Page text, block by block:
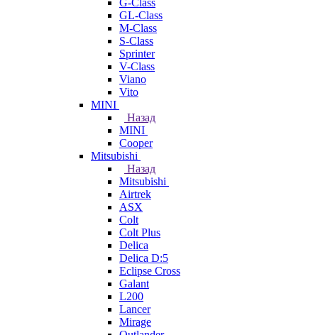
G-Class
GL-Class
M-Class
S-Class
Sprinter
V-Class
Viano
Vito
MINI
Назад
MINI
Cooper
Mitsubishi
Назад
Mitsubishi
Airtrek
ASX
Colt
Colt Plus
Delica
Delica D:5
Eclipse Cross
Galant
L200
Lancer
Mirage